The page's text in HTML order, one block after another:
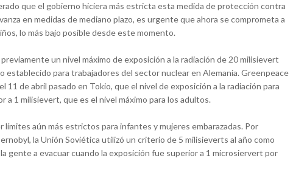
que el gobierno hiciera más estricta esta medida de protección contra
en medidas de mediano plazo, es urgente que ahora se comprometa a
lo más bajo posible desde este momento.
un nivel máximo de exposición a la radiación de 20 milisievert
establecido para trabajadores del sector nuclear en Alemania. Greenpeace
11 de abril pasado en Tokio, que el nivel de exposición a la radiación para
a 1 milisievert, que es el nivel máximo para los adultos.
límites aún más estrictos para infantes y mujeres embarazadas. Por
la Unión Soviética utilizó un criterio de 5 milisieverts al año como
gente a evacuar cuando la exposición fue superior a 1 microsiervert por